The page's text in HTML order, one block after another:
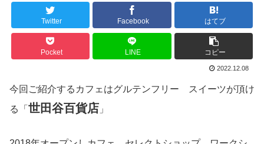
Twitter Facebook はてブ
Pocket LINE コピー
2022.12.08
今回ご紹介するカフェはグルテンフリー スイーツが頂け
る「 世田谷百貨店 」